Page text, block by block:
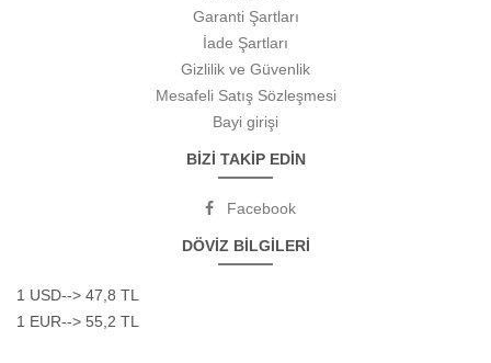
Garanti Şartları
İade Şartları
Gizlilik ve Güvenlik
Mesafeli Satış Sözleşmesi
Bayi girişi
BİZİ TAKİP EDİN
Facebook
DÖVİZ BİLGİLERİ
1 USD--> 47,8 TL
1 EUR--> 55,2 TL